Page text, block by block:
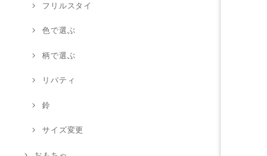
フリルスタイ
色で選ぶ
柄で選ぶ
リバティ
鈴
サイズ変更